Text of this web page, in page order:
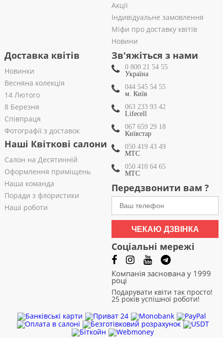
Акції
Індивідуальне замовлення
Міфи про доставку квітів
Новини
Доставка квітів
Новинки
Весняна колекція
14 Лютого
8 Березня
Співпраця
Фотографії з доставок
Наші Квіткові салони
Салон на Десятинній
Оформлення приміщень
Наша команда
Поради з флористики
Наші роботи
Зв'яжіться з нами
0 800 21 54 55
Україна
044 545 54 55
м. Київ
063 233 93 42
Lifecell
067 659 29 18
Київстар
050 419 43 49
МТС
050 410 64 65
МТС
Передзвонити вам ?
ЧЕКАЮ ДЗВІНКА
Соціальні мережі
Компанія заснована у 1999
році
Подарувати квіти так просто!
25 років успішної роботи!